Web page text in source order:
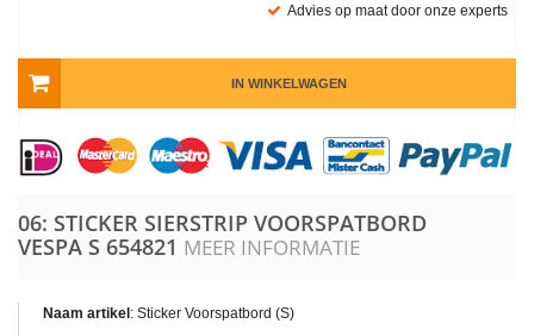
Advies op maat door onze experts
IN WINKELWAGEN
06: STICKER SIERSTRIP VOORSPATBORD
VESPA S 654821 MEER INFORMATIE
Naam artikel : Sticker Voorspatbord (S)